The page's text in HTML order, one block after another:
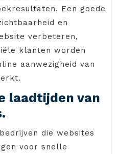
Een goede
en
verbeteren,
klanten worden
aanwezigheid van
laadtijden van
die websites
voor snelle